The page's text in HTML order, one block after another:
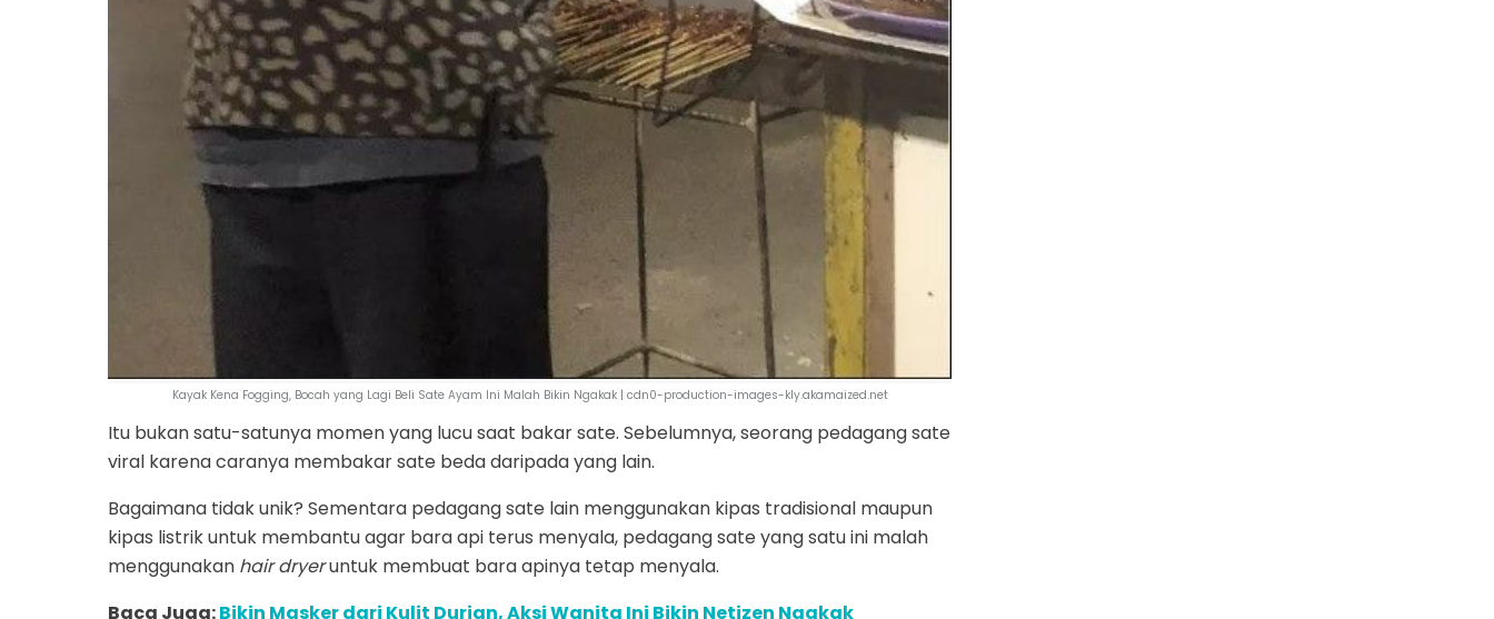
Kayak Kena Fogging, Bocah yang Lagi Beli Sate Ayam Ini Malah Bikin Ngakak | cdn0-production-images-kly.akamaized.net
Itu bukan satu-satunya momen yang lucu saat bakar sate. Sebelumnya, seorang pedagang sate
viral karena caranya membakar sate beda daripada yang lain.
Bagaimana tidak unik? Sementara pedagang sate lain menggunakan kipas tradisional maupun
kipas listrik untuk membantu agar bara api terus menyala, pedagang sate yang satu ini malah
menggunakan hair dryeruntuk membuat bara apinya tetap menyala.
Baca Juga:Bikin Masker dari Kulit Durian, Aksi Wanita Ini Bikin Netizen Ngakak